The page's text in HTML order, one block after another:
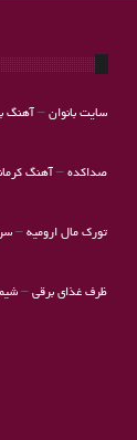
سایت بانوان– آهنگ
صداکده– آهنگ
تورک مال ارومیه–
ظرف غذای برقی–